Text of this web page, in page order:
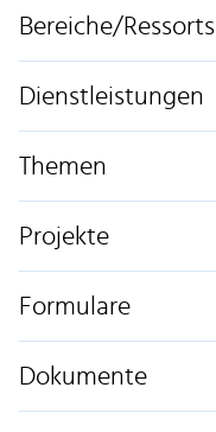
Bereiche/Ressorts
Dienstleistungen
Themen
Projekte
Formulare
Dokumente